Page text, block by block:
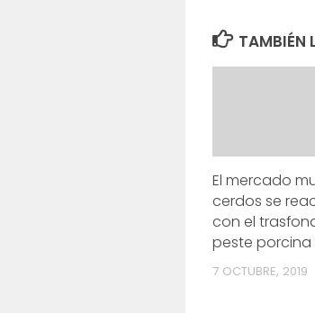
TAMBIÉN
El mercado
cerdos se
con el
peste
7 OCTUBRE, 2019